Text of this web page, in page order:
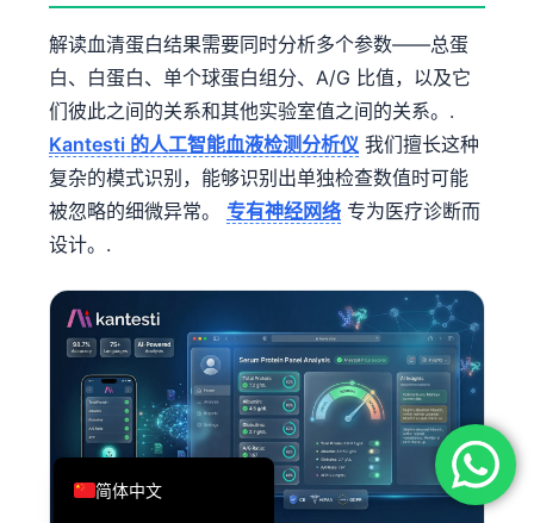
解读血清蛋白结果需要同时分析多个参数——总蛋
白、白蛋白、单个球蛋白组分、A/G 比值，以及它
们彼此之间的关系和其他实验室值之间的关系。.
Kantesti 的人工智能血液检测分析仪 我们擅长这种
复杂的模式识别，能够识别出单独检查数值时可能
被忽略的细微异常。 专有神经网络 专为医疗诊断而
设计。.
简体中文
English
Deutsch
العربية
עִבְרִית
Italiano
Español
Português
Ελληνικά
Türkçe
Română